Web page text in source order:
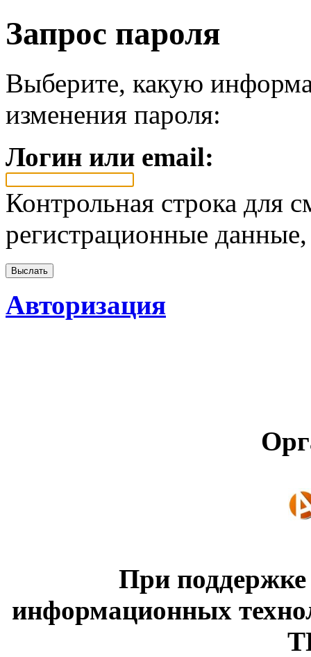
Запрос пароля
Выберите, какую
изменения пароля:
Логин или email:
Контрольная строка для
регистрационные
Авторизация
При
информационных